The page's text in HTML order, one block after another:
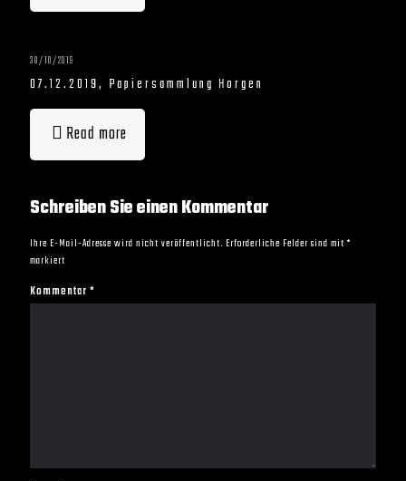
30/10/2019
07.12.2019, Papiersammlung Horgen
Read more
Schreiben Sie einen Kommentar
Ihre E-Mail-Adresse wird nicht veröffentlicht. Erforderliche Felder sind mit*
markiert
Kommentar *